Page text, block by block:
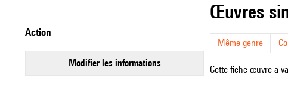
action
modifier les informations
œuvres
Même genre
Cette fiche œuvre a